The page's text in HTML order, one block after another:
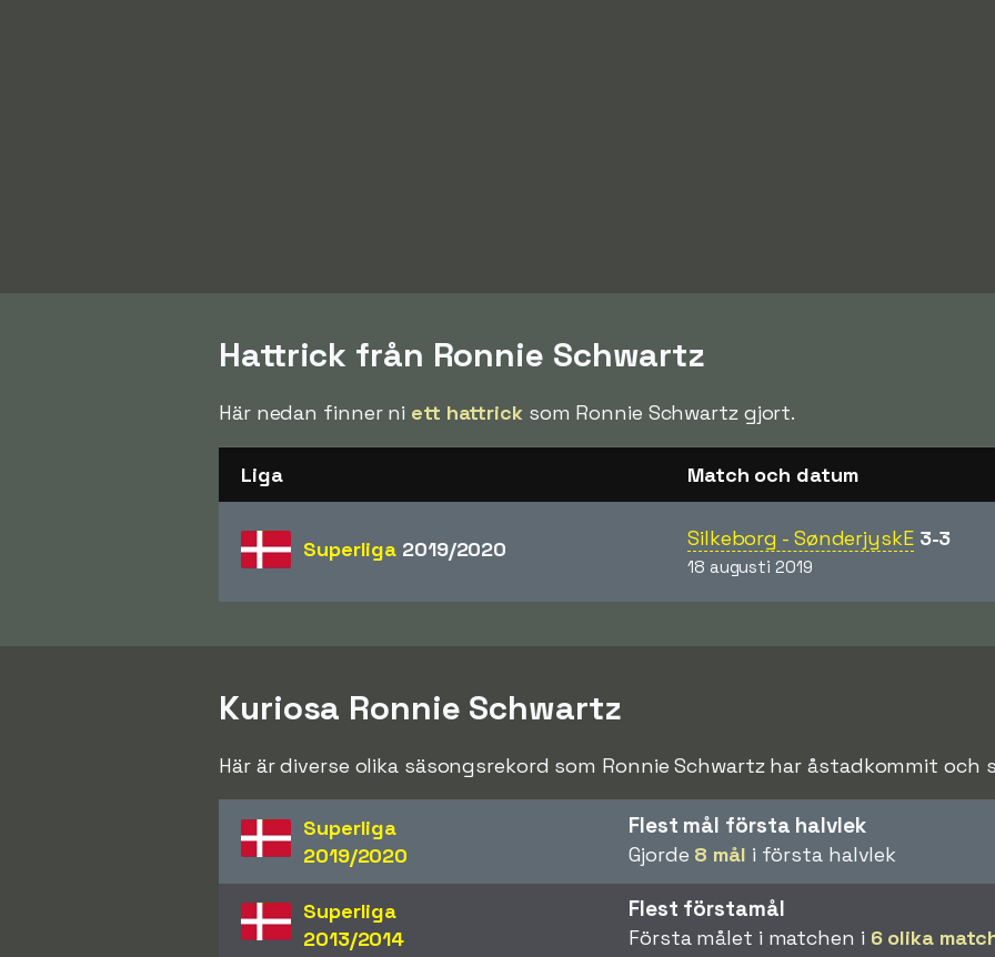
Hattrick från Ronnie Schwartz
Här nedan finner ni ett hattrick som Ronnie Schwartz gjort.
Liga Match och datum
Superliga 2019/2020 Silkeborg - SønderjyskE 3-3
18 augusti 2019
Kuriosa Ronnie Schwartz
Här är diverse olika säsongsrekord som Ronnie Schwartz har åstadkommit och
Superliga
2019/2020
Flest mål första halvlek
Gjorde 8 mål i första halvlek
Superliga
2013/2014
Flest förstamål
Första målet i matchen i 6 olika